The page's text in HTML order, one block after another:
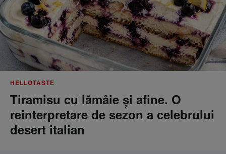
HELLOTASTE
Tiramisu cu lămâie și afine. O
reinterpretare de sezon a celebrului
desert italian